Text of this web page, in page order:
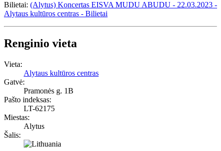
Bilietai: (Alytus) Koncertas EISVA MUDU ABUDU - 22.03.2023 -
Alytaus kultūros centras - Bilietai
Renginio vieta
Vieta:
Alytaus kultūros centras
Gatvė:
Pramonės g. 1B
Pašto indeksas:
LT-62175
Miestas:
Alytus
Šalis: